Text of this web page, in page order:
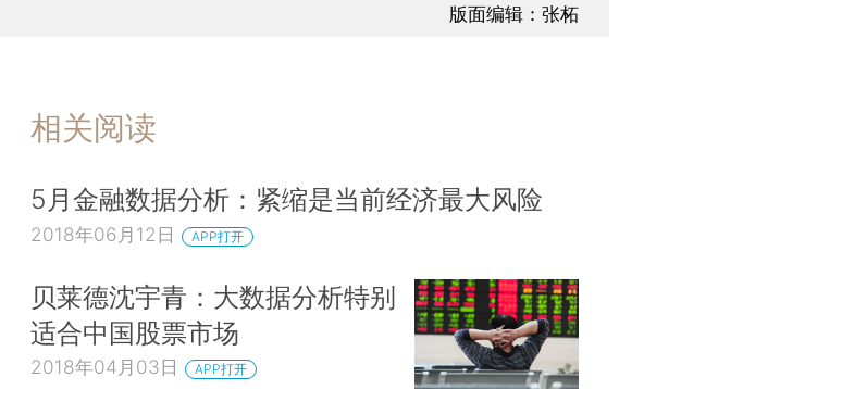
版面编辑：张柘
相关阅读
5月金融数据分析：紧缩是当前经济最大风险
2018年06月12日 APP打开
贝莱德沈宇青：大数据分析特别
适合中国股票市场
2018年04月03日 APP打开